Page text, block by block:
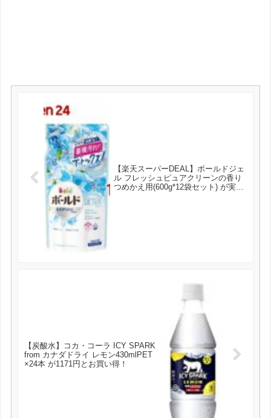
【楽天スーパーDEAL】ボールドジェ
ル フレッシュピュアクリーンの香り
つめかえ用(600g*12袋セット) が実質
【炭酸水】コカ・コーラ ICY SPARK
from カナダドライ レモン430mlPET
×24本 が1171円とお買い得！